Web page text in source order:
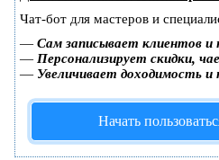
Чат-бот для мастеров и
— Сам записывает клиентов и
— Персонализирует скидки,
— Увеличивает доходимость
Начать